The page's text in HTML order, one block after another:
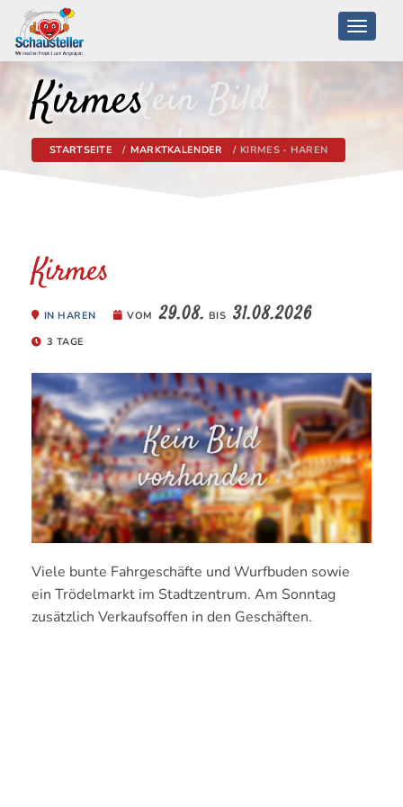
Toggle
Kirmes
STARTSEITE MARKTKALENDER KIRMES - HAREN
Kirmes
IN HAREN VOM 29.08. BIS 31.08.2026
3 TAGE
Viele bunte Fahrgeschäfte und Wurfbuden sowie
ein Trödelmarkt im Stadtzentrum. Am Sonntag
zusätzlich Verkaufsoffen in den Geschäften.